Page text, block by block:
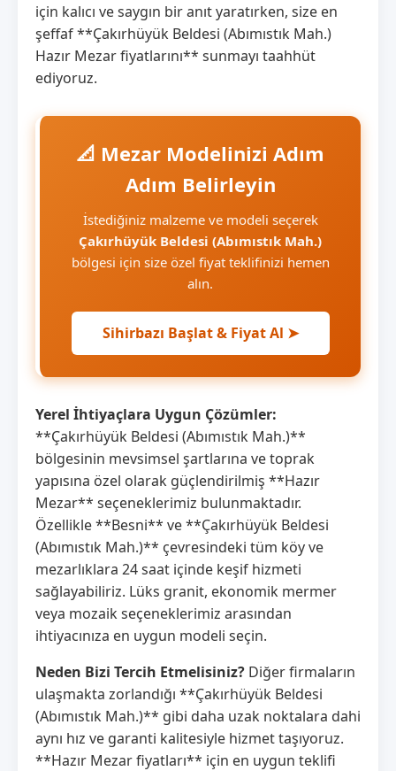
için kalıcı ve saygın bir anıt yaratırken, size en
şeffaf **Çakırhüyük Beldesi (Abımıstık Mah.)
Hazır Mezar fiyatlarını** sunmayı taahhüt
ediyoruz.
📐 Mezar Modelinizi Adım
Adım Belirleyin
İstediğiniz malzeme ve modeli seçerek
Çakırhüyük Beldesi (Abımıstık Mah.)
bölgesi için size özel fiyat teklifinizi hemen
alın.
Sihirbazı Başlat & Fiyat Al ➤
Yerel İhtiyaçlara Uygun Çözümler:
**Çakırhüyük Beldesi (Abımıstık Mah.)**
bölgesinin mevsimsel şartlarına ve toprak
yapısına özel olarak güçlendirilmiş **Hazır
Mezar** seçeneklerimiz bulunmaktadır.
Özellikle **Besni** ve **Çakırhüyük Beldesi
(Abımıstık Mah.)** çevresindeki tüm köy ve
mezarlıklara 24 saat içinde keşif hizmeti
sağlayabiliriz. Lüks granit, ekonomik mermer
veya mozaik seçeneklerimiz arasından
ihtiyacınıza en uygun modeli seçin.
Neden Bizi Tercih Etmelisiniz? Diğer firmaların
ulaşmakta zorlandığı **Çakırhüyük Beldesi
(Abımıstık Mah.)** gibi daha uzak noktalara dahi
aynı hız ve garanti kalitesiyle hizmet taşıyoruz.
**Hazır Mezar fiyatları** için en uygun teklifi